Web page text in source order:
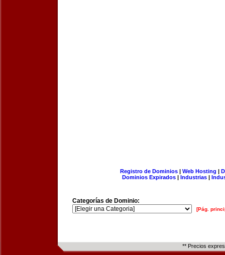
Registro de Dominios| Web Hosting |
Dominios Expirados | Industrias |
Categorías de Dominio:
[Pág.
** Precios